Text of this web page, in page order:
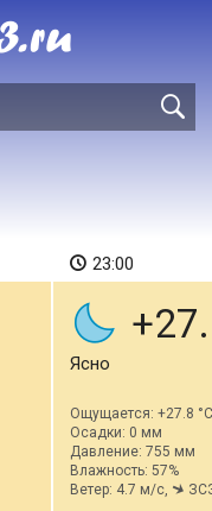
23:00
Ясно
Ощущается: +27.8 °C
Осадки: 0 мм
Давление: 755 мм
Влажность: 57%
Ветер: 4.7 м/с,